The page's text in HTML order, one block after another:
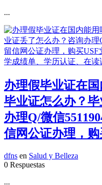
...
办理假毕业证在
毕业证怎么办？
办理Q/微信
信网公证办理，
dfns en Salud y Belleza
0 Respuestas
...